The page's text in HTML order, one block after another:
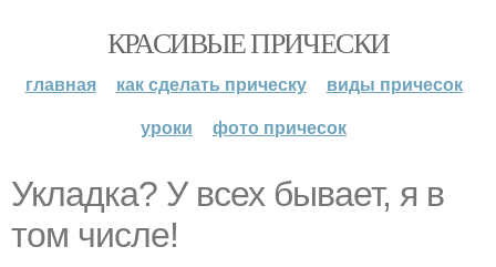
КРАСИВЫЕ ПРИЧЕСКИ
главная как сделать прическу
виды причесок
уроки
фото причесок
Укладка? У всех бывает, я в
том числе!